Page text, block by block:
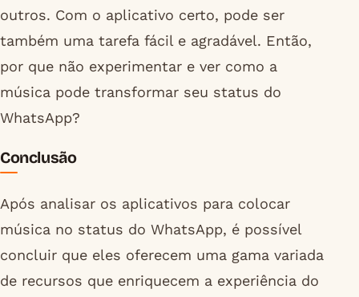
outros. Com o aplicativo certo, pode ser
também uma tarefa fácil e agradável. Então,
por que não experimentar e ver como a
música pode transformar seu status do
WhatsApp?
Conclusão
Após analisar os aplicativos para colocar
música no status do WhatsApp, é possível
concluir que eles oferecem uma gama variada
de recursos que enriquecem a experiência do